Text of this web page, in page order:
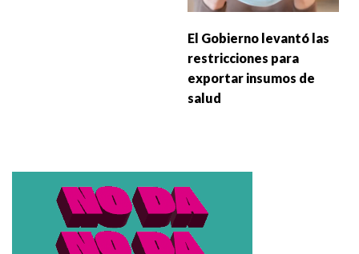
El Gobierno levantó las
restricciones para
exportar insumos de
salud